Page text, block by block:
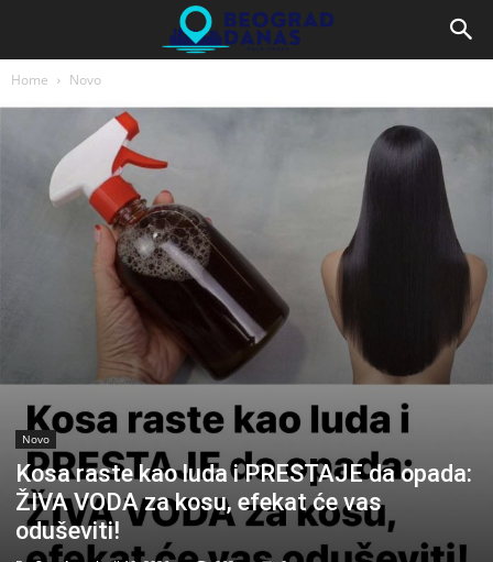
Home Novo
Novo
Kosa raste kao luda i PRESTAJE da opada:
ŽIVA VODA za kosu, efekat će vas
oduševiti!